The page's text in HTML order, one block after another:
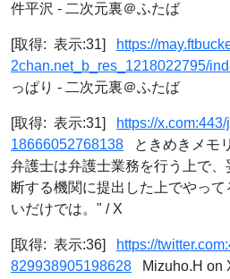
件平沢 - 二次元裏＠ふたば
[取得: 表示:31]
https://
2chan.net_b_res_1218022795/
っぱり - 二次元裏＠ふたば
[取得: 表示:31]
https://
18666052768138 ときめきメモ
弁護士は弁護士業務を行う上で、
断する機関に提出した上でやっ
いだけでは。" / X
[取得: 表示:36]
https://
829938905198628 Mizuho.H on